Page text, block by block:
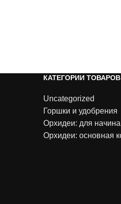
КАТЕГОРИИ ТОВАРОВ
Uncategorized
Горшки и удобрения
Орхидеи: для
Орхидеи: основная